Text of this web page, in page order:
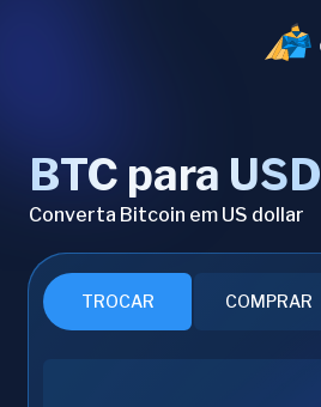
BTC para USD
Converta Bitcoin em US dollar
TROCAR COMPRAR